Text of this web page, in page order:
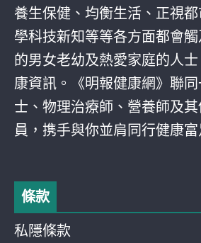
養生保健、均衡生活、正視
學科技新知等等各方面都會
的男女老幼及熱愛家庭的人
康資訊。《明報健康網》聯
士、物理治療師、營養師及
員，携手與你並肩同行健康富
條款
私隱條款